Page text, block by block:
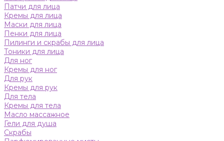
Патчи для лица
Кремы для лица
Маски для лица
Пенки для лица
Пилинги и скрабы для лица
Тоники для лица
Для ног
Кремы для ног
Для рук
Кремы для рук
Для тела
Кремы для тела
Масло массажное
Гели для душа
Скрабы